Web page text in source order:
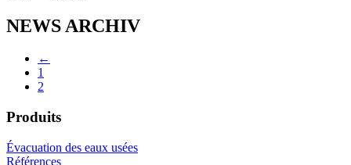
NEWS ARCHIV
←
1
2
Produits
Évacuation des eaux usées
Références